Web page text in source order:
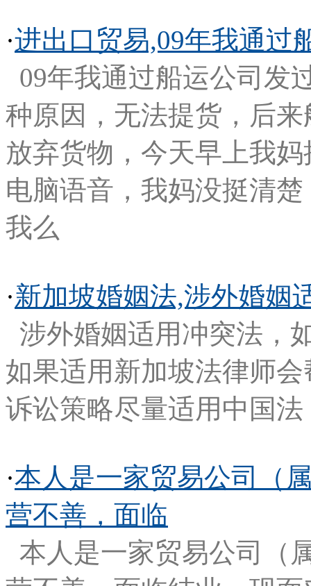
·进出口贸易,09年我通过
09年我通过船运公司发
种原因，无法提货，后
放弃货物，今天早上我
电脑语音，我妈没挺清
我么
·新加坡婚姻法,涉外婚姻
涉外婚姻适用冲突法，
如果适用新加坡法律师
诉讼策略尽量适用中国
·本人是一家贸易公司（
营不善，面临
本人是一家贸易公司（